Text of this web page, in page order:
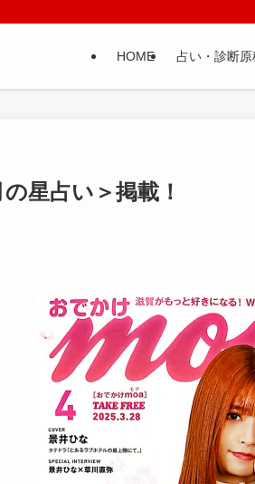
HOME 占い・診断
星占い＞掲載！